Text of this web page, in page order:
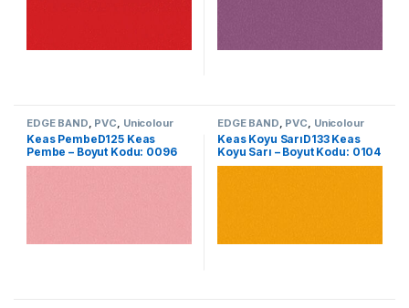
EDGE BAND PVC Unicolour
Keas PembeD125 Keas
Pembe – Boyut Kodu: 0096
EDGE BAND PVC Unicolour
Keas Koyu SarıD133 Keas
Koyu Sarı – Boyut Kodu: 0104